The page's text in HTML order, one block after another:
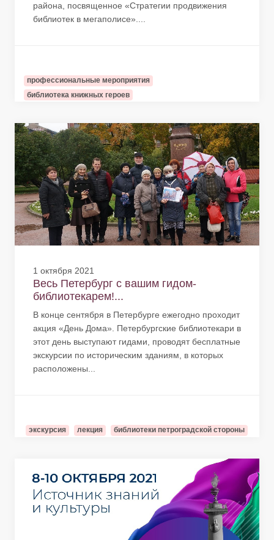
района, посвященное «Стратегии продвижения
библиотек в мегаполисе»....
профессиональные мероприятия
библиотека книжных героев
1 октября 2021
Весь Петербург с вашим гидом-
библиотекарем!...
В конце сентября в Петербурге ежегодно проходит
акция «День Дома». Петербургские библиотекари в
этот день выступают гидами, проводят бесплатные
экскурсии по историческим зданиям, в которых
расположены...
экскурсия лекция библиотеки петроградской стороны